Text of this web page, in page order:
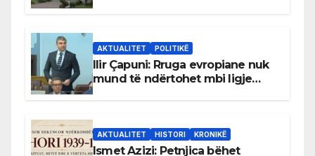
AKTUALITET POLITIKË
Ilir Çapuni: Rruga evropiane nuk
mund të ndërtohet mbi ligje
AKTUALITET HISTORI KRONIKË
Ismet Azizi: Petnjica bëhet